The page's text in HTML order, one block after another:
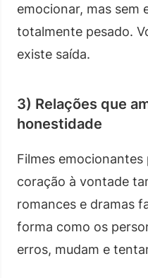
emocionar, mas sem
totalmente pesado.
existe saída.
3) Relações que
honestidade
Filmes
coração à vontade
romances e dramas
forma como os
erros, mudam e